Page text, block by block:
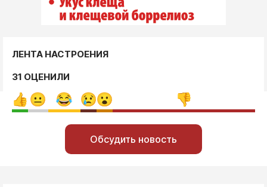
ЛЕНТА НАСТРОЕНИЯ
31 ОЦЕНИЛИ
Обсудить новость